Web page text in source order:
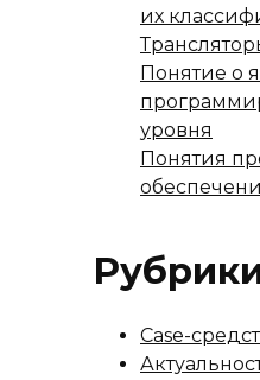
их
Понятие о
уровня
Понятия
Case-